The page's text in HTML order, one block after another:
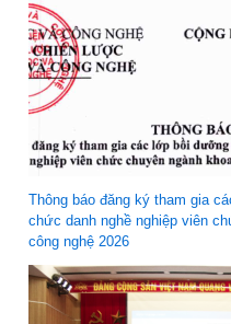
Thông báo đăng ký tham gia
chức danh nghề nghiệp viên
công nghệ 2026